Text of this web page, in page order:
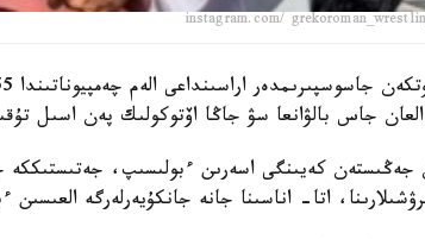
جاس بالۋانعا سۋ جاڭا اۆتوكولىك پەن اسىل
جەڭىستەن كەيىنگى اسەرىن ءبولىسىپ، جەتىستىككە
اتا- اناسىنا جانە جانكۇيەرلەرگە العىسىن